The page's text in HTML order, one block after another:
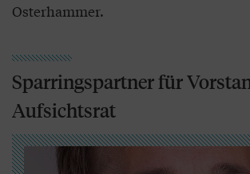
Osterhammer.
Sparringspartner für
Aufsichtsrat